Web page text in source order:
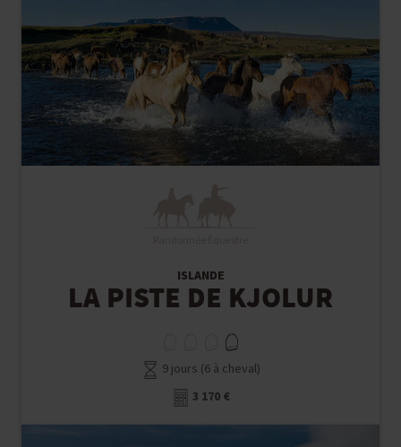
ISLANDE
LA PISTE DE KJOLUR
9 jours (6 à cheval)
3 170 €